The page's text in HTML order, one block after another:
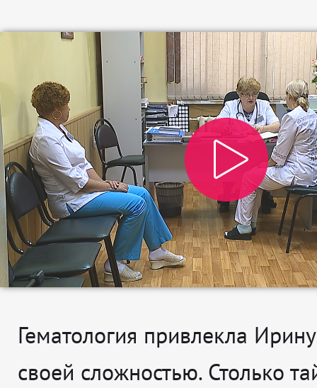
Гематология привлекла
своей сложностью. Столько